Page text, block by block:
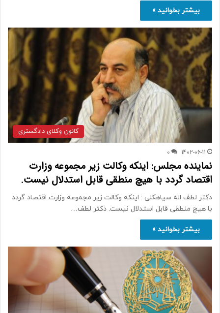
بیشتر بخوانید »
کانون وکلای دادگستری
1402-06-11
0
نماینده مجلس: اینکه وکالت زیر مجموعه وزارت
اقتصاد گردد با هیچ منطقی قابل استدلال نیست.
دکتر لطف اله سیاهکلی : اینکه وکالت زیر مجموعه وزارت اقتصاد گردد
با هیچ منطقی قابل استدلال نیست. دکتر لطف…
بیشتر بخوانید »